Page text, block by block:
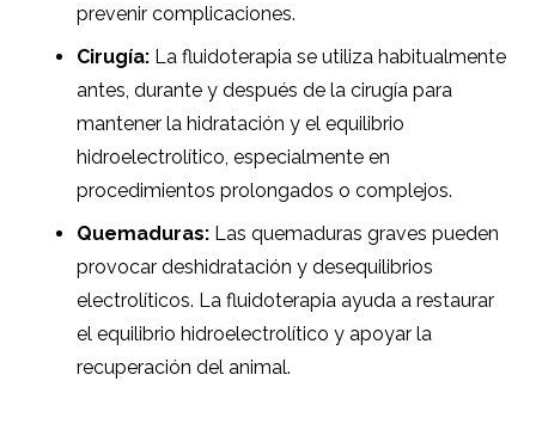
prevenir complicaciones.
Cirugía: La fluidoterapia se utiliza habitualmente
antes, durante y después de la cirugía para
mantener la hidratación y el equilibrio
hidroelectrolítico, especialmente en
procedimientos prolongados o complejos.
Quemaduras: Las quemaduras graves pueden
provocar deshidratación y desequilibrios
electrolíticos. La fluidoterapia ayuda a restaurar
el equilibrio hidroelectrolítico y apoyar la
recuperación del animal.